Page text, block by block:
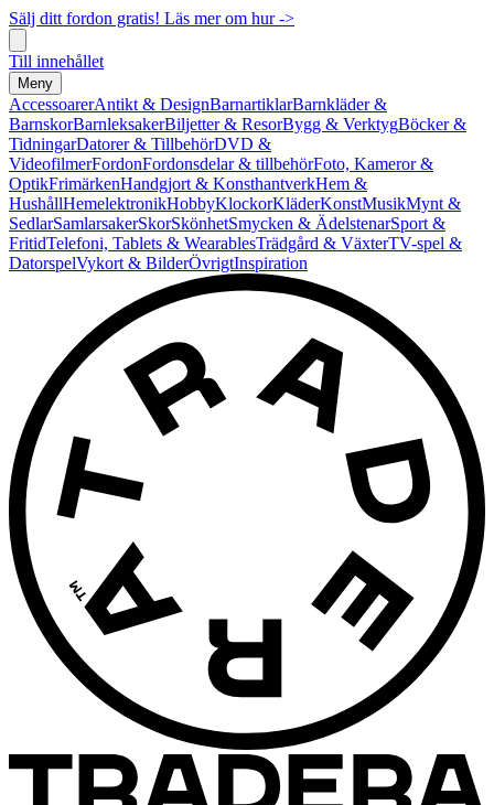
Sälj ditt fordon gratis! Läs mer om hur ->
Till innehållet
Meny
AccessoarerAntikt & DesignBarnartiklarBarnkläder &
BarnskorBarnleksakerBiljetter & ResorBygg & VerktygBöcker &
TidningarDatorer & TillbehörDVD &
VideofilmerFordonFordonsdelar & tillbehörFoto, Kameror &
OptikFrimärkenHandgjort & KonsthantverkHem &
HushållHemelektronikHobbyKlockorKläderKonstMusikMynt &
SedlarSamlarsakerSkorSkönhetSmycken & ÄdelstenarSport &
FritidTelefoni, Tablets & WearablesTrädgård & VäxterTV-spel &
DatorspelVykort & BilderÖvrigtInspiration